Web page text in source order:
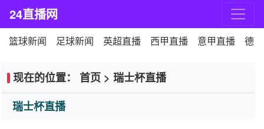
24直播网
篮球新闻 足球新闻 英超直播 西甲直播 意甲直播 德
现在的位置： 首页 > 瑞士杯直播
瑞士杯直播